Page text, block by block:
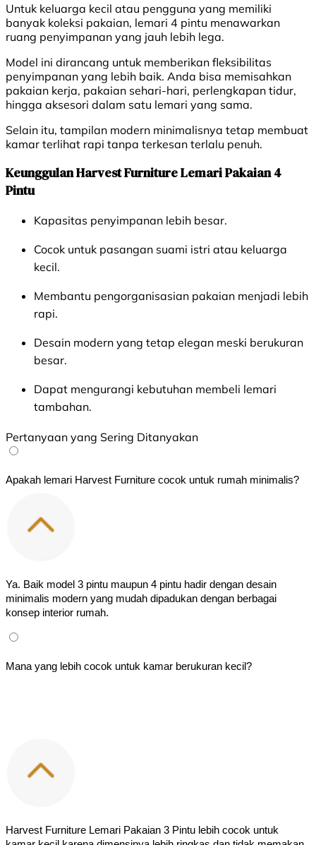
Untuk keluarga kecil atau pengguna yang memiliki
banyak koleksi pakaian, lemari 4 pintu menawarkan
ruang penyimpanan yang jauh lebih lega.
Model ini dirancang untuk memberikan fleksibilitas
penyimpanan yang lebih baik. Anda bisa memisahkan
pakaian kerja, pakaian sehari-hari, perlengkapan tidur,
hingga aksesori dalam satu lemari yang sama.
Selain itu, tampilan modern minimalisnya tetap membuat
kamar terlihat rapi tanpa terkesan terlalu penuh.
Keunggulan Harvest Furniture Lemari Pakaian 4
Pintu
Kapasitas penyimpanan lebih besar.
Cocok untuk pasangan suami istri atau keluarga
kecil.
Membantu pengorganisasian pakaian menjadi lebih
rapi.
Desain modern yang tetap elegan meski berukuran
besar.
Dapat mengurangi kebutuhan membeli lemari
tambahan.
Pertanyaan yang Sering Ditanyakan
Apakah lemari Harvest Furniture cocok untuk rumah minimalis?
Ya. Baik model 3 pintu maupun 4 pintu hadir dengan desain
minimalis modern yang mudah dipadukan dengan berbagai
konsep interior rumah.
Mana yang lebih cocok untuk kamar berukuran kecil?
Harvest Furniture Lemari Pakaian 3 Pintu lebih cocok untuk